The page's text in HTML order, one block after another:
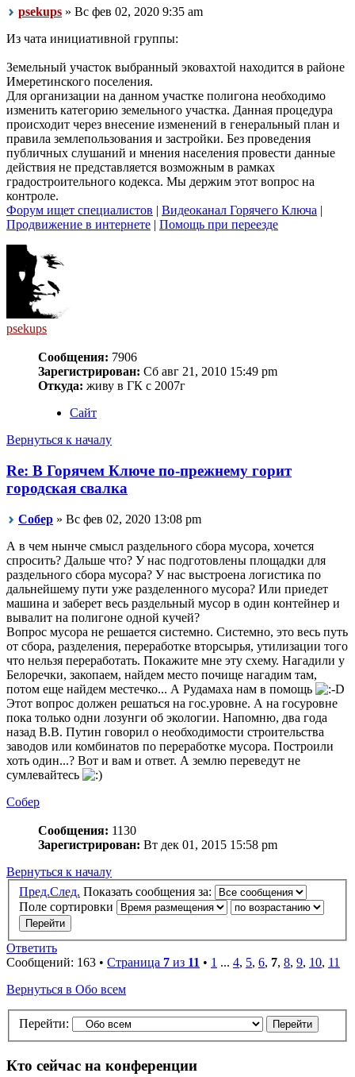
psekups » Вс фев 02, 2020 9:35 am
Из чата инициативной группы:
Земельный участок выбранный эковахтой находится в районе
Имеретинского поселения.
Для организации на данном участке полигона необходимо
изменить категорию земельного участка. Данная процедура
происходит через внесение изменений в генеральный план и
правила землепользования и застройки. Без проведения
публичных слушаний и мнения населения провести данные
действия не представляется возможным в рамках
градостроительного кодекса. Мы держим этот вопрос на
контроле.
Форум ищет специалистов | Видеоканал Горячего Ключа |
Продвижение в интернете | Помощь при переезде
psekups
Сообщения: 7906
Зарегистрирован: Сб авг 21, 2010 15:49 pm
Откуда: живу в ГК с 2007г
Сайт
Вернуться к началу
Re: В Горячем Ключе по-прежнему горит
городская свалка
Собер » Вс фев 02, 2020 13:08 pm
А в чем нынче смысл раздельного сбора мусора, хочется
спросить? Дальше что? У нас подготовлены площадки для
раздельного сбора мусора? У нас выстроена логистика по
дальнейшему пути уже разделенного мусора? Или приедет
машина и заберет весь раздельный мусор в один контейнер и
вывалит на полигоне одной кучей?
Вопрос мусора не решается системно. Системно, это весь путь
от сбора, разделения, переработке вторсырья, утилизации того
что нельзя переработать. Покажите мне эту схему. Нагадили у
Белоречки, закопаем, найдем место почище нагадим там,
потом еще найдем местечко... А Рудамаха нам в помощь
Этот вопрос должен решаться на гос.уровне. А на госуровне
пока только одни лозунги об экологии. Напомню, два года
назад В.В. Путин говорил о необходимости строительства
заводов или комбинатов по переработке мусора. Построили
хоть один...? Вот и вам и ответ. А землю переведут не
сумлевайтесь
Собер
Сообщения: 1130
Зарегистрирован: Вт дек 01, 2015 15:58 pm
Вернуться к началу
Пред.След. Показать сообщения за:
Поле сортировки
Ответить
Сообщений: 163 • Страница 7 из 11 • 1 ... 4, 5, 6, 7, 8, 9, 10, 11
Вернуться в Обо всем
Перейти:
Кто сейчас на конференции